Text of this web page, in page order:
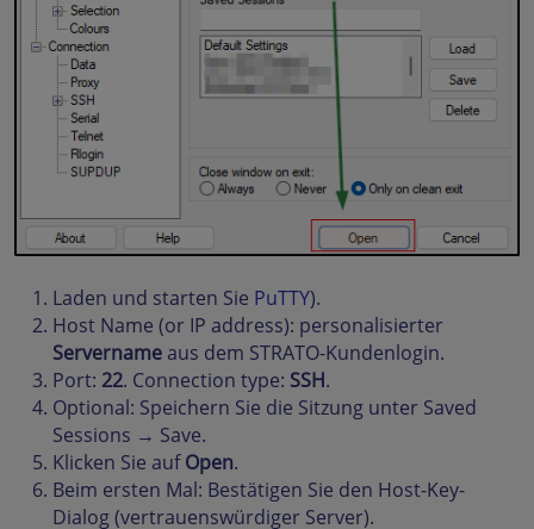
Laden und starten Sie PuTTY).
Host Name (or IP address): personalisierter
Servername aus dem STRATO-Kundenlogin.
Port: 22. Connection type: SSH.
Optional: Speichern Sie die Sitzung unter Saved
Sessions → Save.
Klicken Sie aufOpen.
Beim ersten Mal: Bestätigen Sie den Host-Key-
Dialog (vertrauenswürdiger Server).